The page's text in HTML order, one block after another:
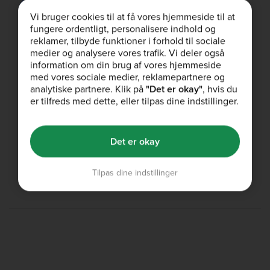
Handla Nu
Rekommendera Vän
Ni får båda era vinningar
Dela
Studentrabatt
Ytterligare 10% för studenter
Vi bruger cookies til at få vores hjemmeside til at
fungere ordentligt, personalisere indhold og
reklamer, tilbyde funktioner i forhold til sociale
medier og analysere vores trafik. Vi deler også
information om din brug af vores hjemmeside
med vores sociale medier, reklamepartnere og
analytiske partnere. Klik på"Det er okay", hvis du
er tilfreds med dette, eller tilpas dine indstillinger.
Tilpas dine indstillinger
Det er okay